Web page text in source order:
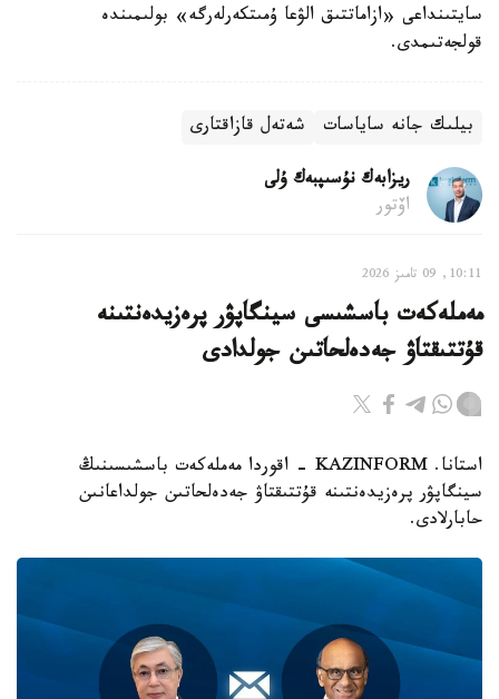
سايتىنداعى «ازاماتتىق الۋعا ۇمىتكەرلەرگە» بولىمىندە
قولجەتىمدى.
بيلىك جانە ساياسات شەتەل قازاقتارى
ريزابەك نۇسىپبەك ۇلى
اۆتور
10:11, 09 تامىز 2026
مەملەكەت باسشىسى سينگاپۋر پرەزيدەنتىنە
قۇتتىقتاۋ جەدەلحاتىن جولدادى
استانا. KAZINFORM - اقوردا مەملەكەت باسشىسىنىڭ
سينگاپۋر پرەزيدەنتىنە قۇتتىقتاۋ جەدەلحاتىن جولداعانىن
حابارلادى.